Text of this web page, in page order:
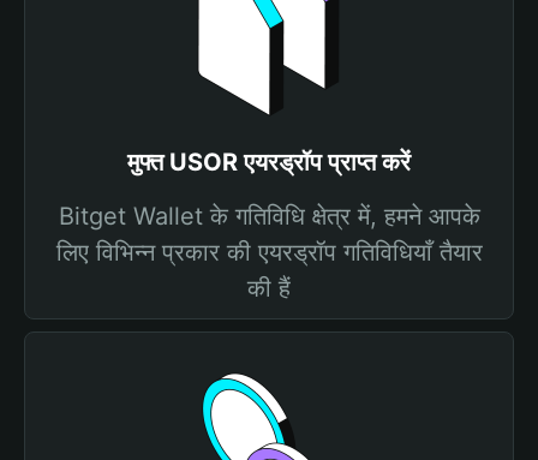
मुफ्त USOR एयरड्रॉप प्राप्त करें
Bitget Wallet के गतिविधि क्षेत्र में, हमने आपके
लिए विभिन्न प्रकार की एयरड्रॉप गतिविधियाँ तैयार
की हैं